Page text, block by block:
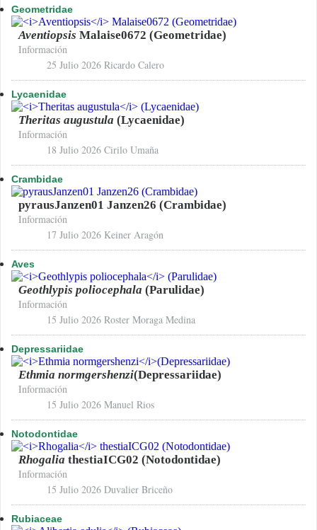
Geometridae
Aventiopsis Malaise0672 (Geometridae)
Información
25 Julio 2026 Ricardo Calero
Lycaenidae
Theritas augustula (Lycaenidae)
Información
18 Julio 2026 Cirilo Umaña
Crambidae
pyrausJanzen01 Janzen26 (Crambidae)
Información
17 Julio 2026 Keiner Aragón
Aves
Geothlypis poliocephala (Parulidae)
Información
15 Julio 2026 Roster Moraga Medina
Depressariidae
Ethmia normgershenzi(Depressariidae)
Información
15 Julio 2026 Manuel Rios
Notodontidae
Rhogalia thestiaICG02 (Notodontidae)
Información
15 Julio 2026 Duvalier Briceño
Rubiaceae